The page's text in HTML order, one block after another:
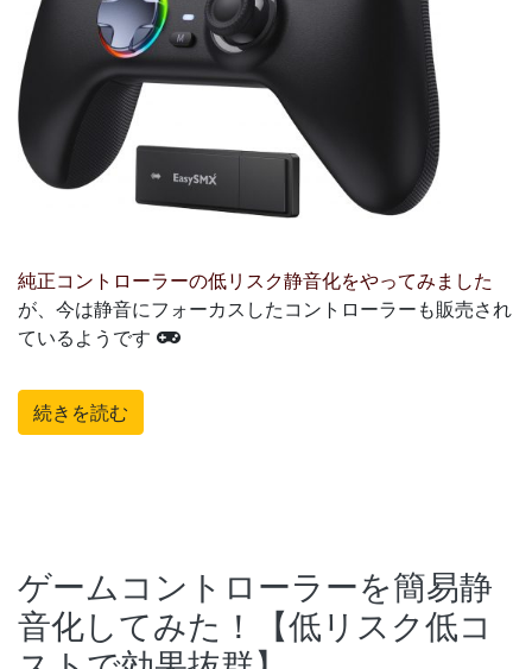
純正コントローラーの低リスク静音化をやってみました
が、今は静音にフォーカスしたコントローラーも販売され
ているようです
続きを読む
ゲームコントローラーを簡易静
音化してみた！【低リスク低コ